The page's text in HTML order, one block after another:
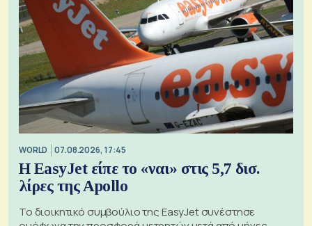
WORLD 07.08.2026, 17:45
Η EasyJet είπε το «ναι» στις 5,7 δισ.
λίρες της Apollo
Το διοικητικό συμβούλιο της EasyJet συνέστησε